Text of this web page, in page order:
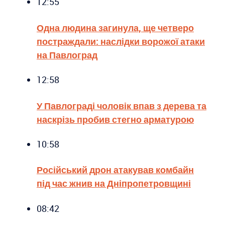
Одна людина загинула, ще четверо
постраждали: наслідки ворожої атаки
на Павлоград
12:58
У Павлограді чоловік впав з дерева та
наскрізь пробив стегно арматурою
10:58
Російський дрон атакував комбайн
під час жнив на Дніпропетровщині
08:42